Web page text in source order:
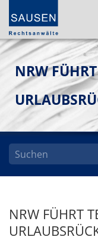
NRW
NRW FÜHRT